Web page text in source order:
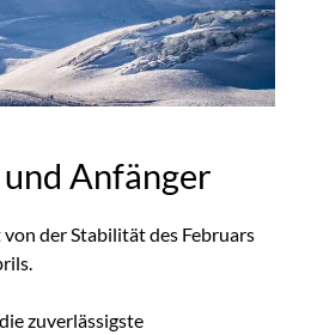
Anfänger
der Stabilität des Februars
zuverlässigste